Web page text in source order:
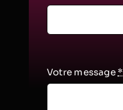
Votre message*